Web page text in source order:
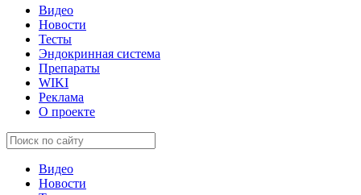
Видео
Новости
Тесты
Эндокринная система
Препараты
WIKI
Реклама
О проекте
Видео
Новости